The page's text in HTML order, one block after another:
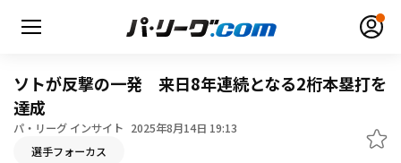
ソトが反撃の一発 来日8年連続となる2桁本塁打を
達成
パ・リーグ インサイト 2025年8月14日 19:13
選手フォーカス